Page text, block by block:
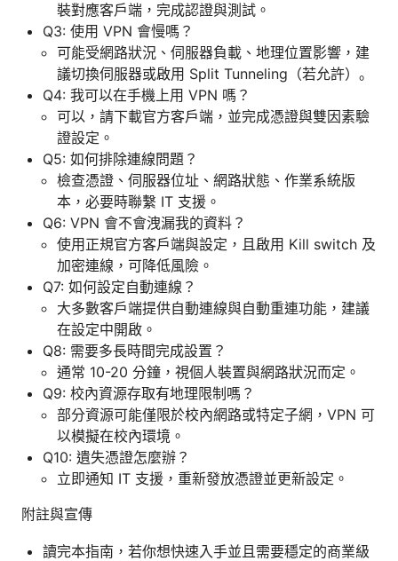
裝對應客戶端，完成認證與測試。
Q3: 使用 VPN 會慢嗎？
可能受網路狀況、伺服器負載、地理位置影響，建
議切換伺服器或啟用 Split Tunneling（若允許）。
Q4: 我可以在手機上用 VPN 嗎？
可以，請下載官方客戶端，並完成憑證與雙因素驗
證設定。
Q5: 如何排除連線問題？
檢查憑證、伺服器位址、網路狀態、作業系統版
本，必要時聯繫 IT 支援。
Q6: VPN 會不會洩漏我的資料？
使用正規官方客戶端與設定，且啟用 Kill switch 及
加密連線，可降低風險。
Q7: 如何設定自動連線？
大多數客戶端提供自動連線與自動重連功能，建議
在設定中開啟。
Q8: 需要多長時間完成設置？
通常 10-20 分鐘，視個人裝置與網路狀況而定。
Q9: 校內資源存取有地理限制嗎？
部分資源可能僅限於校內網路或特定子網，VPN 可
以模擬在校內環境。
Q10: 遺失憑證怎麼辦？
立即通知 IT 支援，重新發放憑證並更新設定。
附註與宣傳
讀完本指南，若你想快速入手並且需要穩定的商業級